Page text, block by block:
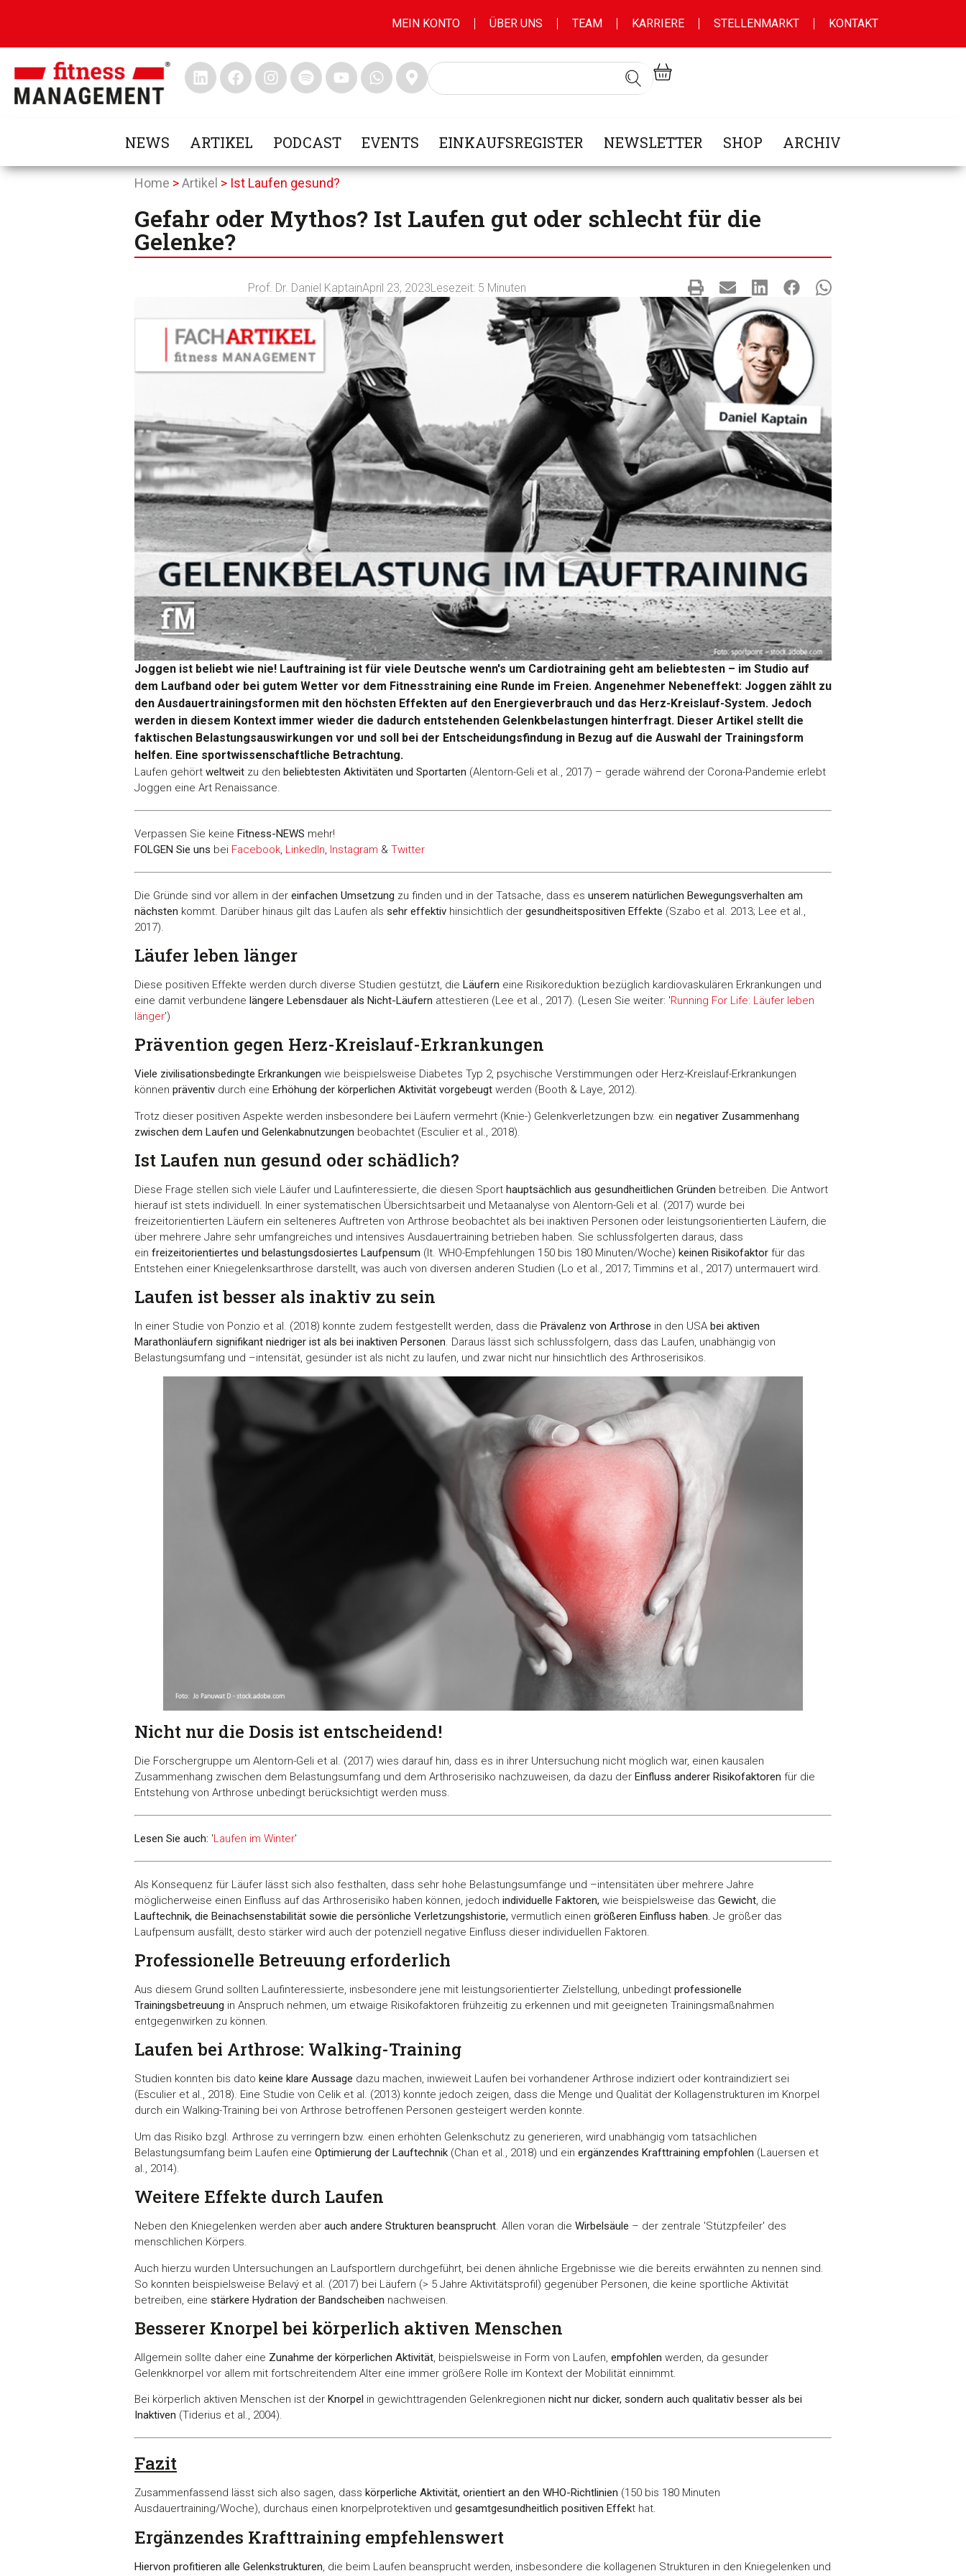
MEIN KONTO ÜBER UNS TEAM KARRIERE STELLENMARKT KONTAKT
NEWS ARTIKEL PODCAST EVENTS EINKAUFSREGISTER NEWSLETTER SHOP ARCHIV
Home >Artikel > Ist Laufen gesund?
Gefahr oder Mythos? Ist Laufen gut oder schlecht für die
Gelenke?
Prof. Dr. Daniel KaptainApril 23, 2023Lesezeit: 5 Minuten
Joggen ist beliebt wie nie! Lauftraining ist für viele Deutsche wenn's um Cardiotraining geht am beliebtesten – im Studio auf
dem Laufband oder bei gutem Wetter vor dem Fitnesstraining eine Runde im Freien. Angenehmer Nebeneffekt: Joggen zählt zu
den Ausdauertrainingsformen mit den höchsten Effekten auf den Energieverbrauch und das Herz-Kreislauf-System. Jedoch
werden in diesem Kontext immer wieder die dadurch entstehenden Gelenkbelastungen hinterfragt. Dieser Artikel stellt die
faktischen Belastungsauswirkungen vor und soll bei der Entscheidungsfindung in Bezug auf die Auswahl der Trainingsform
helfen. Eine sportwissenschaftliche Betrachtung.
Laufen gehört weltweit zu den beliebtesten Aktivitäten und Sportarten (Alentorn-Geli et al., 2017) – gerade während der Corona-Pandemie erlebt
Joggen eine Art Renaissance.
Verpassen Sie keine Fitness-NEWS mehr!
FOLGEN Sie uns bei Facebook LinkedIn Instagram & Twitter
Die Gründe sind vor allem in der einfachen Umsetzung zu finden und in der Tatsache, dass es unserem natürlichen Bewegungsverhalten am
nächsten kommt. Darüber hinaus gilt das Laufen als sehr effektiv hinsichtlich der gesundheitspositiven Effekte (Szabo et al. 2013; Lee et al.,
2017).
Läufer leben länger
Diese positiven Effekte werden durch diverse Studien gestützt, die Läufern eine Risikoreduktion bezüglich kardiovaskulären Erkrankungen und
eine damit verbundene längere Lebensdauer als Nicht-Läufern attestieren (Lee et al., 2017). (Lesen Sie weiter: 'Running For Life: Läufer leben
länger')
Prävention gegen Herz-Kreislauf-Erkrankungen
Viele zivilisationsbedingte Erkrankungen wie beispielsweise Diabetes Typ 2, psychische Verstimmungen oder Herz-Kreislauf-Erkrankungen
können präventiv durch eine Erhöhung der körperlichen Aktivität vorgebeugt werden (Booth & Laye, 2012).
Trotz dieser positiven Aspekte werden insbesondere bei Läufern vermehrt (Knie-) Gelenkverletzungen bzw. ein negativer Zusammenhang
zwischen dem Laufen und Gelenkabnutzungen beobachtet (Esculier et al., 2018).
Ist Laufen nun gesund oder schädlich?
Diese Frage stellen sich viele Läufer und Laufinteressierte, die diesen Sport hauptsächlich aus gesundheitlichen Gründen betreiben. Die Antwort
hierauf ist stets individuell. In einer systematischen Übersichtsarbeit und Metaanalyse von Alentorn-Geli et al. (2017) wurde bei
freizeitorientierten Läufern ein selteneres Auftreten von Arthrose beobachtet als bei inaktiven Personen oder leistungsorientierten Läufern, die
über mehrere Jahre sehr umfangreiches und intensives Ausdauertraining betrieben haben. Sie schlussfolgerten daraus, dass
ein freizeitorientiertes und belastungsdosiertes Laufpensum (lt. WHO-Empfehlungen 150 bis 180 Minuten/Woche) keinen Risikofaktor für das
Entstehen einer Kniegelenksarthrose darstellt, was auch von diversen anderen Studien (Lo et al., 2017; Timmins et al., 2017) untermauert wird.
Laufen ist besser als inaktiv zu sein
In einer Studie von Ponzio et al. (2018) konnte zudem festgestellt werden, dass die Prävalenz von Arthrose in den USA bei aktiven
Marathonläufern signifikant niedriger ist als bei inaktiven Personen. Daraus lässt sich schlussfolgern, dass das Laufen, unabhängig von
Belastungsumfang und –intensität, gesünder ist als nicht zu laufen, und zwar nicht nur hinsichtlich des Arthroserisikos.
Nicht nur die Dosis ist entscheidend!
Die Forschergruppe um Alentorn-Geli et al. (2017) wies darauf hin, dass es in ihrer Untersuchung nicht möglich war, einen kausalen
Zusammenhang zwischen dem Belastungsumfang und dem Arthroserisiko nachzuweisen, da dazu der Einfluss anderer Risikofaktoren für die
Entstehung von Arthrose unbedingt berücksichtigt werden muss.
Lesen Sie auch: 'Laufen im Winter'
Als Konsequenz für Läufer lässt sich also festhalten, dass sehr hohe Belastungsumfänge und –intensitäten über mehrere Jahre
möglicherweise einen Einfluss auf das Arthroserisiko haben können, jedoch individuelle Faktoren, wie beispielsweise das Gewicht, die
Lauftechnik, die Beinachsenstabilität sowie die persönliche Verletzungshistorie, vermutlich einen größeren Einfluss haben. Je größer das
Laufpensum ausfällt, desto stärker wird auch der potenziell negative Einfluss dieser individuellen Faktoren.
Professionelle Betreuung erforderlich
Aus diesem Grund sollten Laufinteressierte, insbesondere jene mit leistungsorientierter Zielstellung, unbedingt professionelle
Trainingsbetreuung in Anspruch nehmen, um etwaige Risikofaktoren frühzeitig zu erkennen und mit geeigneten Trainingsmaßnahmen
entgegenwirken zu können.
Laufen bei Arthrose: Walking-Training
Studien konnten bis dato keine klare Aussage dazu machen, inwieweit Laufen bei vorhandener Arthrose indiziert oder kontraindiziert sei
(Esculier et al., 2018). Eine Studie von Celik et al. (2013) konnte jedoch zeigen, dass die Menge und Qualität der Kollagenstrukturen im Knorpel
durch ein Walking-Training bei von Arthrose betroffenen Personen gesteigert werden konnte.
Um das Risiko bzgl. Arthrose zu verringern bzw. einen erhöhten Gelenkschutz zu generieren, wird unabhängig vom tatsächlichen
Belastungsumfang beim Laufen eine Optimierung der Lauftechnik (Chan et al., 2018) und ein ergänzendes Krafttraining empfohlen (Lauersen et
al., 2014).
Weitere Effekte durch Laufen
Neben den Kniegelenken werden aber auch andere Strukturen beansprucht. Allen voran die Wirbelsäule – der zentrale 'Stützpfeiler' des
menschlichen Körpers.
Auch hierzu wurden Untersuchungen an Laufsportlern durchgeführt, bei denen ähnliche Ergebnisse wie die bereits erwähnten zu nennen sind.
So konnten beispielsweise Belavý et al. (2017) bei Läufern (> 5 Jahre Aktivitätsprofil) gegenüber Personen, die keine sportliche Aktivität
betreiben, eine stärkere Hydration der Bandscheiben nachweisen.
Besserer Knorpel bei körperlich aktiven Menschen
Allgemein sollte daher eine Zunahme der körperlichen Aktivität, beispielsweise in Form von Laufen, empfohlen werden, da gesunder
Gelenkknorpel vor allem mit fortschreitendem Alter eine immer größere Rolle im Kontext der Mobilität einnimmt.
Bei körperlich aktiven Menschen ist der Knorpel in gewichttragenden Gelenkregionen nicht nur dicker, sondern auch qualitativ besser als bei
Inaktiven (Tiderius et al., 2004).
Fazit
Zusammenfassend lässt sich also sagen, dass körperliche Aktivität, orientiert an den WHO-Richtlinien (150 bis 180 Minuten
Ausdauertraining/Woche), durchaus einen knorpelprotektiven und gesamtgesundheitlich positiven Effekt hat.
Ergänzendes Krafttraining empfehlenswert
Hiervon profitieren alle Gelenkstrukturen, die beim Laufen beansprucht werden, insbesondere die kollagenen Strukturen in den Kniegelenken und